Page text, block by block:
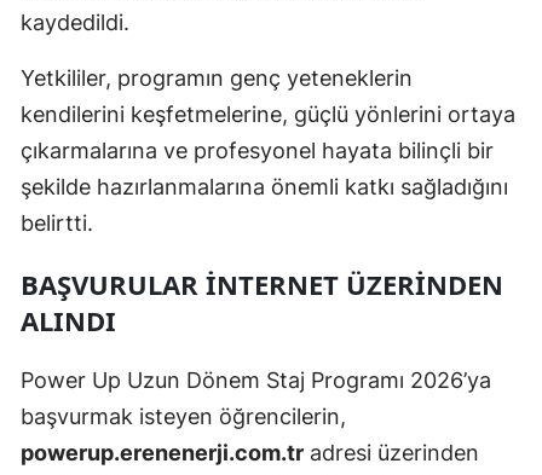
kaydedildi.
Yetkililer, programın genç yeteneklerin
kendilerini keşfetmelerine, güçlü yönlerini ortaya
çıkarmalarına ve profesyonel hayata bilinçli bir
şekilde hazırlanmalarına önemli katkı sağladığını
belirtti.
BAŞVURULAR İNTERNET ÜZERINDEN
ALINDI
Power Up Uzun Dönem Staj Programı 2026’ya
başvurmak isteyen öğrencilerin,
powerup.erenenerji.com.tr adresi üzerinden